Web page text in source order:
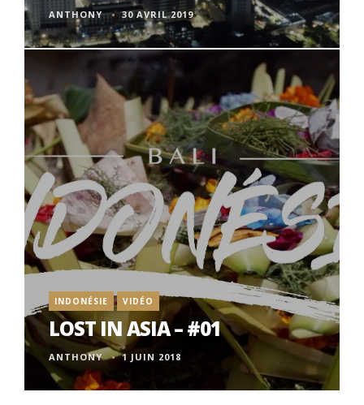
ANTHONY 30 AVRIL 2019
INDONÉSIE VIDÉO
LOST IN ASIA – #01
ANTHONY 1 JUIN 2018